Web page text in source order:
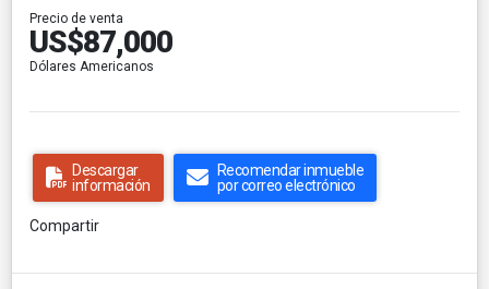
Precio de venta
US$87,000
Dólares Americanos
Descargar
información
Recomendar inmueble
por correo electrónico
Compartir